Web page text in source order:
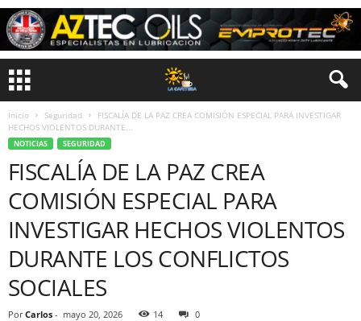
Inicio Seguridad
FISCALÍA DE LA PAZ CREA COMISIÓN ESPECIAL PARA INVESTIGAR
HECHOS VIOLENTOS DURANTE...
NOTICIAS SEGURIDAD
FISCALÍA DE LA PAZ CREA
COMISIÓN ESPECIAL PARA
INVESTIGAR HECHOS VIOLENTOS
DURANTE LOS CONFLICTOS
SOCIALES
Por Carlos - mayo 20, 2026 14 0